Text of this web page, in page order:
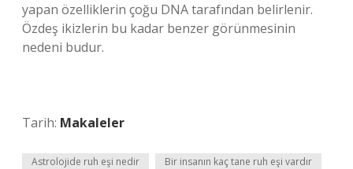
yapan özelliklerin çoğu DNA tarafından belirlenir.
Özdeş ikizlerin bu kadar benzer görünmesinin
nedeni budur.
Tarih: Makaleler
Astrolojide ruh eşi nedir Bir insanın kaç tane ruh eşi vardır